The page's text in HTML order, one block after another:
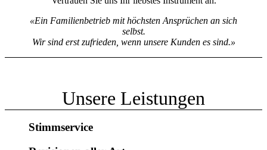
«Ein Familienbetrieb mit höchsten Ansprüchen an sich
selbst.
Wir sind erst zufrieden, wenn unsere Kunden es sind.»
Unsere Leistungen
Stimmservice